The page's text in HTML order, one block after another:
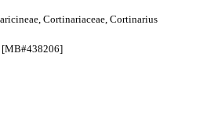
Cortinariaceae, Cortinarius
[MB#438206]